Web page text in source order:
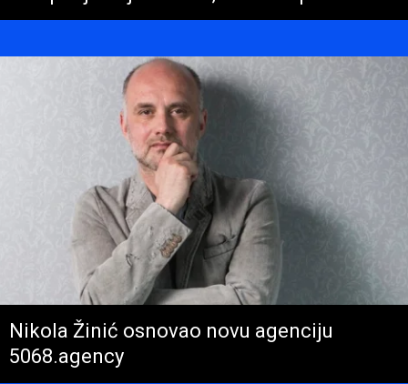
Nikola Žinić osnovao novu agenciju
5068.agency